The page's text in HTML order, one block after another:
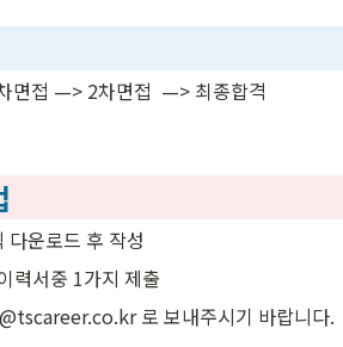
면접 —> 2차면접  —> 최종합격
다운로드 후 작성
력서중 1가지 제출
로 보내주시기 바랍니다.